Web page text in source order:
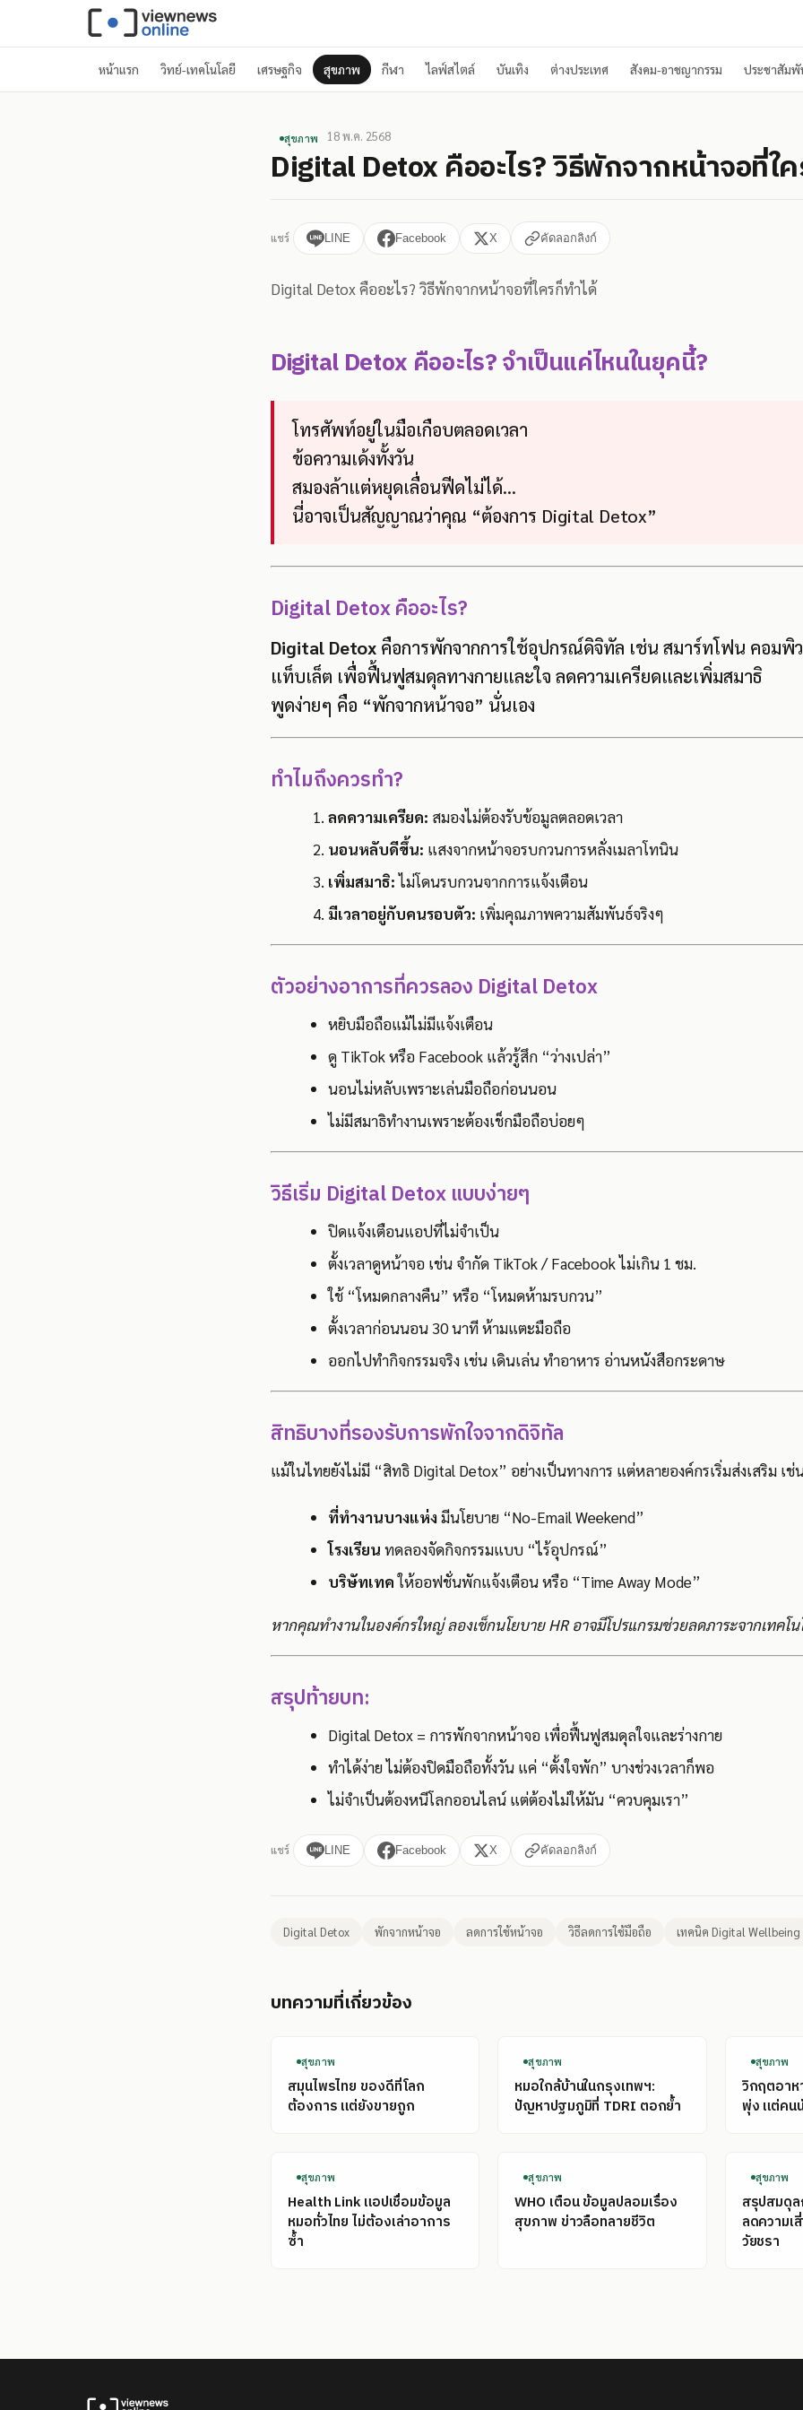
หน้าแรก วิทย์-เทคโนโลยี เศรษฐกิจ สุขภาพ กีฬา ไลฟ์สไตล์ บันเทิง ต่างประเทศ สังคม-อาชญากรรม ประชาสัมพั
สุขภาพ 18 พ.ค. 2568
Digital Detox คืออะไร? วิธีพักจากหน้าจอที่ใ
แชร์ LINE Facebook X คัดลอกลิงก์
Digital Detox คืออะไร? วิธีพักจากหน้าจอที่ใครก็ทำได้
Digital Detox คืออะไร? จำเป็นแค่ไหนในยุคนี้?
โทรศัพท์อยู่ในมือเกือบตลอดเวลา
ข้อความเด้งทั้งวัน
สมองล้าแต่หยุดเลื่อนฟีดไม่ได้...
นี่อาจเป็นสัญญาณว่าคุณ “ต้องการ Digital Detox”
Digital Detox คืออะไร?
Digital Detox คือการพักจากการใช้อุปกรณ์ดิจิทัล เช่น สมาร์ทโฟน คอมพิ
แท็บเล็ต เพื่อฟื้นฟูสมดุลทางกายและใจ ลดความเครียดและเพิ่มสมาธิ
พูดง่ายๆ คือ “พักจากหน้าจอ” นั่นเอง
ทำไมถึงควรทำ?
ลดความเครียด: สมองไม่ต้องรับข้อมูลตลอดเวลา
นอนหลับดีขึ้น: แสงจากหน้าจอรบกวนการหลั่งเมลาโทนิน
เพิ่มสมาธิ:ไม่โดนรบกวนจากการแจ้งเตือน
มีเวลาอยู่กับคนรอบตัว: เพิ่มคุณภาพความสัมพันธ์จริงๆ
ตัวอย่างอาการที่ควรลอง Digital Detox
หยิบมือถือแม้ไม่มีแจ้งเตือน
ดู TikTok หรือ Facebook แล้วรู้สึก “ว่างเปล่า”
นอนไม่หลับเพราะเล่นมือถือก่อนนอน
ไม่มีสมาธิทำงานเพราะต้องเช็กมือถือบ่อยๆ
วิธีเริ่ม Digital Detox แบบง่ายๆ
ปิดแจ้งเตือนแอปที่ไม่จำเป็น
ตั้งเวลาดูหน้าจอ เช่น จำกัด TikTok / Facebook ไม่เกิน 1 ชม.
ใช้ “โหมดกลางคืน” หรือ “โหมดห้ามรบกวน”
ตั้งเวลาก่อนนอน 30 นาที ห้ามแตะมือถือ
ออกไปทำกิจกรรมจริง เช่น เดินเล่น ทำอาหาร อ่านหนังสือกระดาษ
สิทธิบางที่รองรับการพักใจจากดิจิทัล
แม้ในไทยยังไม่มี “สิทธิ Digital Detox” อย่างเป็นทางการ แต่หลายองค์กรเริ่มส่งเสริม เช่
ที่ทำงานบางแห่งมีนโยบาย “No-Email Weekend”
โรงเรียน ทดลองจัดกิจกรรมแบบ “ไร้อุปกรณ์”
บริษัทเทคให้ออฟชั่นพักแจ้งเตือน หรือ “Time Away Mode”
หากคุณทำงานในองค์กรใหญ่ ลองเช็กนโยบาย HR อาจมีโปรแกรมช่วยลดภาระจากเทคโน
สรุปท้ายบท:
Digital Detox = การพักจากหน้าจอ เพื่อฟื้นฟูสมดุลใจและร่างกาย
ทำได้ง่าย ไม่ต้องปิดมือถือทั้งวัน แค่ “ตั้งใจพัก” บางช่วงเวลาก็พอ
ไม่จำเป็นต้องหนีโลกออนไลน์ แต่ต้องไม่ให้มัน “ควบคุมเรา”
แชร์ LINE Facebook X คัดลอกลิงก์
Digital Detox พักจากหน้าจอ ลดการใช้หน้าจอ วิธีลดการใช้มือถือ เทคนิค Digital Wellbeing
บทความที่เกี่ยวข้อง
สุขภาพ
สมุนไพรไทย ของดีที่โลก
ต้องการ แต่ยังขายถูก
สุขภาพ
หมอใกล้บ้านในกรุงเทพฯ:
ปัญหาปฐมภูมิที่ TDRI ตอกย้ำ
สุขภาพ
วิกฤตอาห
พุ่ง แต่คน
สุขภาพ
Health Link แอปเชื่อมข้อมูล
หมอทั่วไทย ไม่ต้องเล่าอาการ
ซ้ำ
สุขภาพ
WHO เตือน ข้อมูลปลอมเรื่อง
สุขภาพ ข่าวลือทลายชีวิต
สุขภาพ
สรุปสมดุ
ลดความเ
วัยชรา